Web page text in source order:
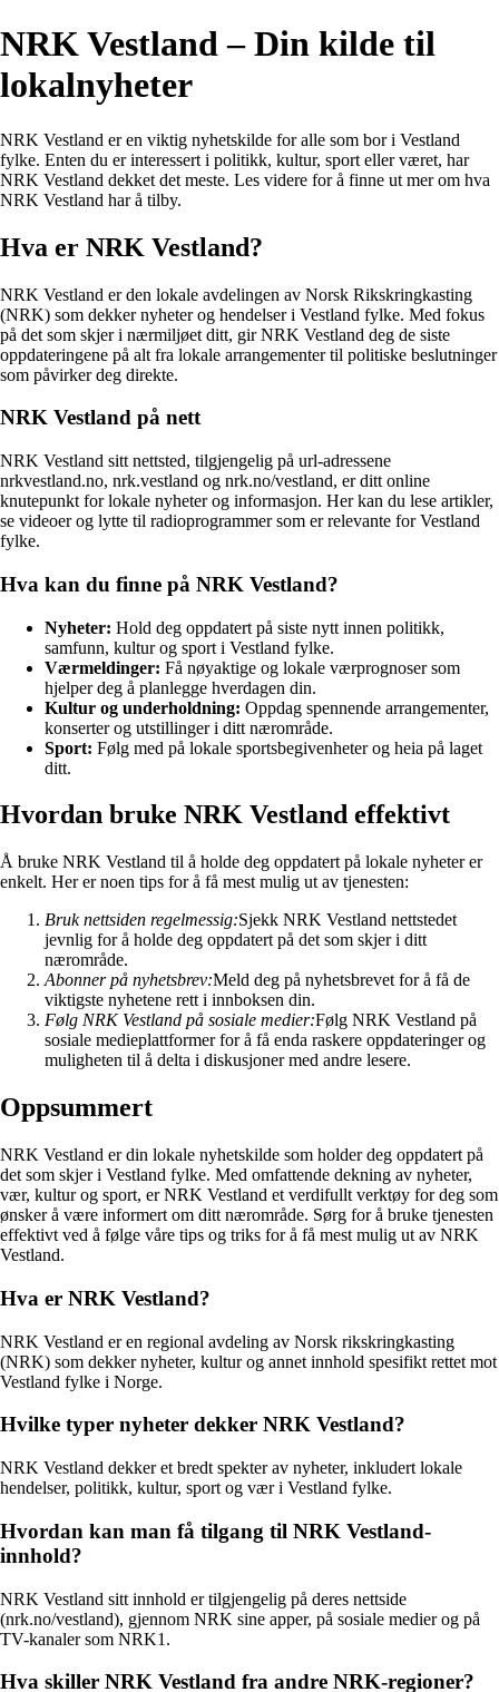
NRK Vestland – Din kilde til
lokalnyheter
NRK Vestland er en viktig nyhetskilde for alle som bor i Vestland
fylke. Enten du er interessert i politikk, kultur, sport eller været, har
NRK Vestland dekket det meste. Les videre for å finne ut mer om hva
NRK Vestland har å tilby.
Hva er NRK Vestland?
NRK Vestland er den lokale avdelingen av Norsk Rikskringkasting
(NRK) som dekker nyheter og hendelser i Vestland fylke. Med fokus
på det som skjer i nærmiljøet ditt, gir NRK Vestland deg de siste
oppdateringene på alt fra lokale arrangementer til politiske beslutninger
som påvirker deg direkte.
NRK Vestland på nett
NRK Vestland sitt nettsted, tilgjengelig på url-adressene
nrkvestland.no, nrk.vestland og nrk.no/vestland, er ditt online
knutepunkt for lokale nyheter og informasjon. Her kan du lese artikler,
se videoer og lytte til radioprogrammer som er relevante for Vestland
fylke.
Hva kan du finne på NRK Vestland?
Nyheter: Hold deg oppdatert på siste nytt innen politikk,
samfunn, kultur og sport i Vestland fylke.
Værmeldinger: Få nøyaktige og lokale værprognoser som
hjelper deg å planlegge hverdagen din.
Kultur og underholdning: Oppdag spennende arrangementer,
konserter og utstillinger i ditt nærområde.
Sport: Følg med på lokale sportsbegivenheter og heia på laget
ditt.
Hvordan bruke NRK Vestland effektivt
Å bruke NRK Vestland til å holde deg oppdatert på lokale nyheter er
enkelt. Her er noen tips for å få mest mulig ut av tjenesten:
Bruk nettsiden regelmessig:Sjekk NRK Vestland nettstedet
jevnlig for å holde deg oppdatert på det som skjer i ditt
nærområde.
Abonner på nyhetsbrev:Meld deg på nyhetsbrevet for å få de
viktigste nyhetene rett i innboksen din.
Følg NRK Vestland på sosiale medier:Følg NRK Vestland på
sosiale medieplattformer for å få enda raskere oppdateringer og
muligheten til å delta i diskusjoner med andre lesere.
Oppsummert
NRK Vestland er din lokale nyhetskilde som holder deg oppdatert på
det som skjer i Vestland fylke. Med omfattende dekning av nyheter,
vær, kultur og sport, er NRK Vestland et verdifullt verktøy for deg som
ønsker å være informert om ditt nærområde. Sørg for å bruke tjenesten
effektivt ved å følge våre tips og triks for å få mest mulig ut av NRK
Vestland.
Hva er NRK Vestland?
NRK Vestland er en regional avdeling av Norsk rikskringkasting
(NRK) som dekker nyheter, kultur og annet innhold spesifikt rettet mot
Vestland fylke i Norge.
Hvilke typer nyheter dekker NRK Vestland?
NRK Vestland dekker et bredt spekter av nyheter, inkludert lokale
hendelser, politikk, kultur, sport og vær i Vestland fylke.
Hvordan kan man få tilgang til NRK Vestland-
innhold?
NRK Vestland sitt innhold er tilgjengelig på deres nettside
(nrk.no/vestland), gjennom NRK sine apper, på sosiale medier og på
TV-kanaler som NRK1.
Hva skiller NRK Vestland fra andre NRK-regioner?